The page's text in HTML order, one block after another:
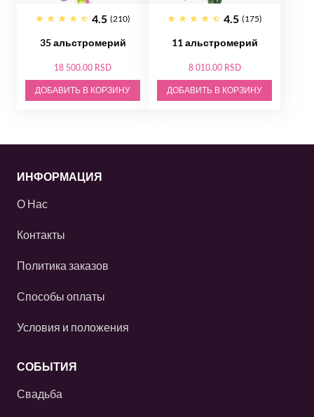
4.5 (210)
35 альстромерий
18 500.00 RSD
ДОБАВИТЬ В КОРЗИНУ
4.5 (175)
11 альстромерий
8 010.00 RSD
ДОБАВИТЬ В КОРЗИНУ
ИНФОРМАЦИЯ
О Нас
Контакты
Политика заказов
Способы оплаты
Условия и положения
СОБЫТИЯ
Свадьба